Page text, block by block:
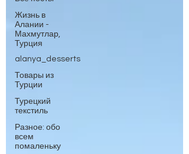
Жизнь в
Алании -
Махмутлар,
Турция
alanya_desserts
Товары из
Турции
Турецкий
текстиль
Разное: обо
всем
помаленьку